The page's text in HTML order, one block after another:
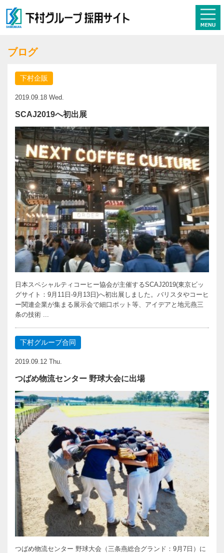
ブログ
下村企販
2019.09.18 Wed.
SCAJ2019へ初出展
日本スペシャルティコーヒー協会が主催するSCAJ2019(東京ビッ
グサイト：9月11日-9月13日)へ初出展しました。バリスタやコーヒ
ー関連企業が集まる展示会で細口ポット等、アイデアと地元燕三
条の技術 ...
下村グループ合同
2019.09.12 Thu.
つばめ物流センター 野球大会に出場
つばめ物流センター 野球大会（三条燕総合グランド：9月7日）に